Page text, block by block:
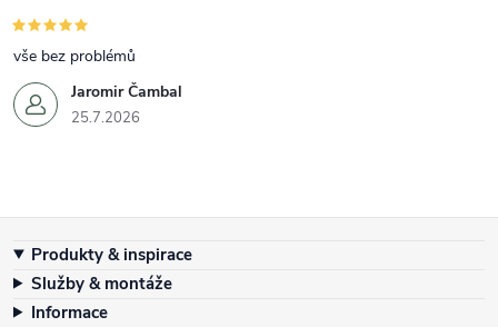
Jaromir Čambal
25.7.2026
vše bez problémů
Produkty & inspirace
Služby & montáže
Informace